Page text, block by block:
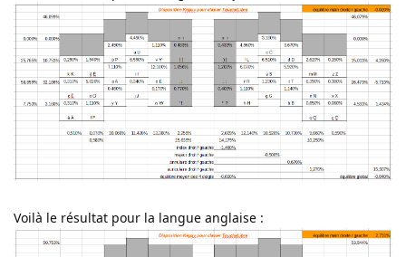
Voilà le résultat pour la langue anglaise :